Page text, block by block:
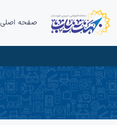
صفحه اصلی